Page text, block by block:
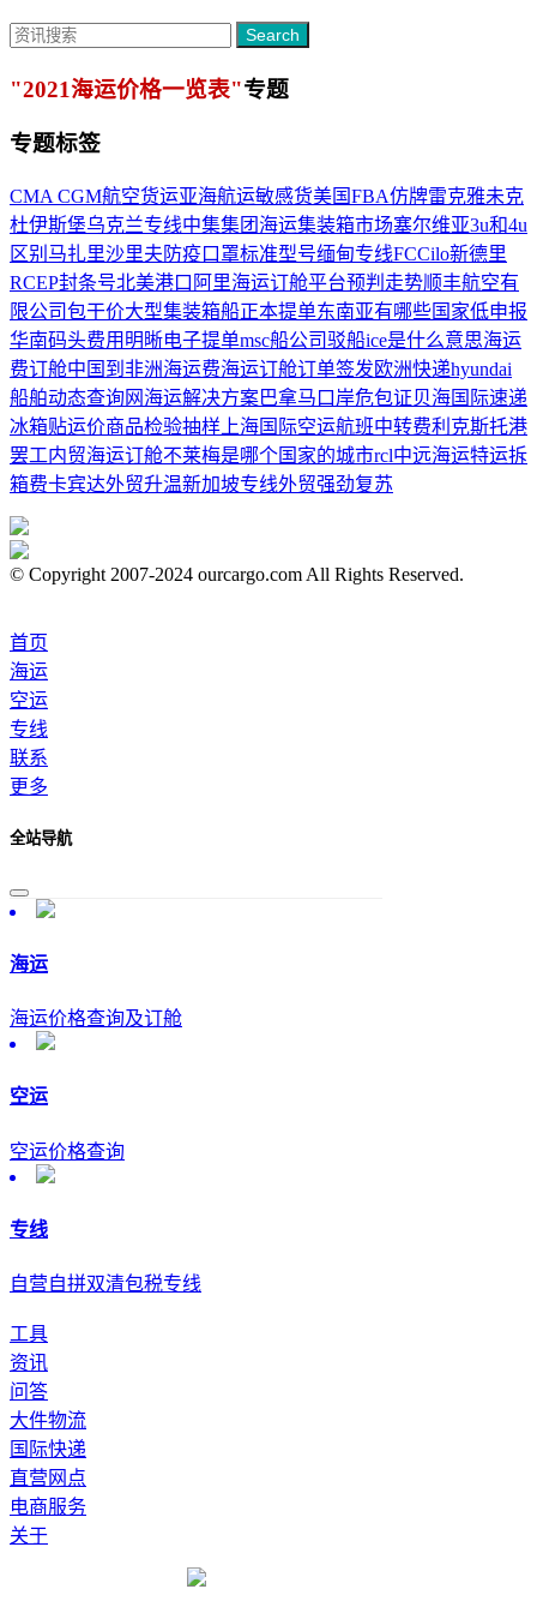
Search
"2021海运价格一览表"专题
专题标签
CMA CGM航空货运亚海航运敏感货美国FBA仿牌雷克雅未克
杜伊斯堡乌克兰专线中集集团 海运集装箱市场塞尔维亚3u和4u
区别 马扎里沙里夫 防疫口罩标准型号缅甸专线FCCilo新德里
RCEP封条号北美港口 阿里海运订舱平台预判走势顺丰航空有
限公司包干价大型集装箱船正本提单东南亚有哪些国家低申报
华南码头费用明晰电子提单msc船公司驳船ice是什么意思海运
费订舱中国到非洲海运费海运订舱订单签发欧洲快递hyundai
船舶动态查询网 海运解决方案巴拿马口岸危包证贝海国际速递
冰箱贴运价商品检验抽样 上海国际空运航班中转费利克斯托港
罢工内贸海运订舱不莱梅是哪个国家的城市rcl中远海运特运拆
箱费卡宾达外贸升温新加坡专线外贸强劲复苏
© Copyright 2007-2024 ourcargo.com All Rights Reserved.
首页
海运
空运
专线
联系
更多
全站导航
海运
海运价格查询及订舱
空运
空运价格查询
专线
自营自拼双清包税专线
工具
资讯
问答
大件物流
国际快递
直营网点
电商服务
关于